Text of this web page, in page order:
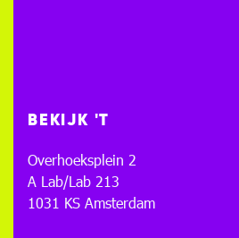
BEKIJK 'T
Overhoeksplein 2
A Lab/Lab 213
1031 KS Amsterdam